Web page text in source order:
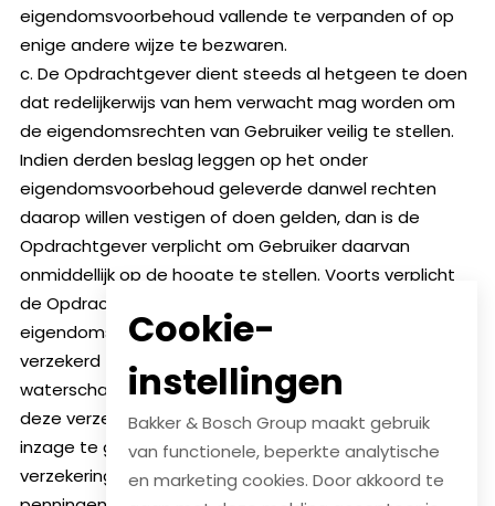
eigendomsvoorbehoud vallende te verpanden of op
enige andere wijze te bezwaren.
c. De Opdrachtgever dient steeds al hetgeen te doen
dat redelijkerwijs van hem verwacht mag worden om
de eigendomsrechten van Gebruiker veilig te stellen.
Indien derden beslag leggen op het onder
eigendomsvoorbehoud geleverde danwel rechten
daarop willen vestigen of doen gelden, dan is de
Opdrachtgever verplicht om Gebruiker daarvan
onmiddellijk op de hoogte te stellen. Voorts verplicht
de Opdrachtgever zich om het onder
eigendomsvoorbehoud geleverde te verzekeren en
verzekerd te houden tegen brand, ontploffings- en
waterschade alsmede tegen diefstal en de polis van
deze verzekering op eerste verzoek aan Gebruiker ter
inzage te geven. Bij een eventuele uitkering van de
verzekering is Gebruiker gerechtigd tot deze
Cookie-
instellingen
Bakker & Bosch Group maakt gebruik
van functionele, beperkte analytische
en marketing cookies. Door akkoord te